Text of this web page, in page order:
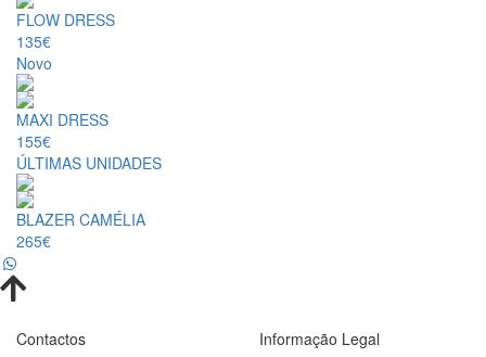
FLOW DRESS
135€
Novo
MAXI DRESS
155€
ÚLTIMAS UNIDADES
BLAZER CAMÉLIA
265€
Contactos Informação Legal